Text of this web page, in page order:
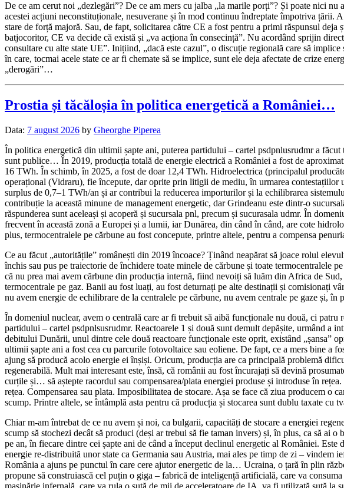
De ce am cerut noi „dezlegări”? De ce am mers cu jalba „la marile porți”? Și poate nici
acestei acțiuni neconstituționale, nesuverane și în mod continuu îndreptate împotriva
stare de forță majoră. Sau, de fapt, solicitarea către CE a fost pentru a primi răspunsul
batjocoritor, CE va decide că există și „va acționa în consecință”. Nu acordând sprijin
consultare cu alte state UE”. Inițiind, „dacă este cazul”, o discuție regională care să
în care, tocmai acele state ce ar fi chemate să se implice, sunt ele deja afectate de crize
„derogări”…
Prostia și tăcăloșia în politica energetică a României…
Data: 7 august 2026 by Gheorghe Piperea
În politica energetică din ultimii șapte ani, puterea partidului – cartel psdpnlusrudmr a
sunt publice… În 2019, producția totală de energie electrică a României a fost de
16 TWh. În schimb, în 2025, a fost de doar 12,4 TWh. Hidroelectrica (principalul
operațional (Vidraru), fie începute, dar oprite prin litigii de mediu, în urmarea
surplus de 0,7–1 TWh/an și ar contribui la reducerea importurilor și la echilibrarea
contribuție la această minune de management energetic, dar Grindeanu este dintr-o
răspunderea sunt aceleași și acoperă și sucursala pnl, precum și sucurasala udmr. În
frecvent în această zonă a Europei și a lumii, iar Dunărea, din când în când, are cote
plus, termocentralele pe cărbune au fost concepute, printre altele, pentru a compensa
Ce au făcut „autoritățile” românești din 2019 încoace? Ținând neapărat să joace rolul
închis sau pus pe traiectorie de închidere toate minele de cărbune și toate termocentralele
că nu prea mai avem cărbune din producția internă, fiind nevoiți să luăm din Africa de
termocentrale pe gaz. Banii au fost luați, au fost deturnați pe alte destinații și comisionați
nu avem energie de echilibrare de la centralele pe cărbune, nu avem centrale pe gaze și,
În domeniul nuclear, avem o centrală care ar fi trebuit să aibă funcționale nu două, ci
partidului – cartel psdpnlsusrudmr. Reactoarele 1 și două sunt demult depășite, urmând a
debitului Dunării, unul dintre cele două reactoare funcționale este oprit, existând „șansa”
ultimii șapte ani a fost cea cu parcurile fotovoltaice sau eoliene. De fapt, ce a mers bine a
ajung să producă acolo energie ei înșiși. Oricum, producția are ca principală problemă
regenerabilă. Mult mai interesant este, însă, că românii au fost încurajați să devină
curțile și… să aștepte racordul sau compensarea/plata energiei produse și introduse în
rețea. Compensarea sau plata. Imposibilitatea de stocare. Așa se face că ziua producem
scump. Printre altele, se întâmplă asta pentru că producția și stocarea sunt dublu taxate cu
Chiar m-am întrebat de ce nu avem și noi, ca bulgarii, capacități de stocare a energiei
scump să stochezi decât să produci (deși ar trebui să fie taman invers) și, în plus, ca să ai
pe an, în fiecare dintre cei șapte ani de când a început declinul energetic al României.
energie re-distribuită unor state ca Germania sau Austria, mai ales pe timp de zi –
România a ajuns pe punctul în care cere ajutor energetic de la… Ucraina, o țară în plin
propune să construiască cel puțin o giga – fabrică de inteligență artificială, care va